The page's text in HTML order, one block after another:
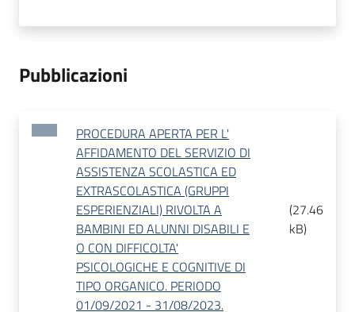
Pubblicazioni
PROCEDURA APERTA PER L'
AFFIDAMENTO DEL SERVIZIO DI
ASSISTENZA SCOLASTICA ED
EXTRASCOLASTICA (GRUPPI
ESPERIENZIALI) RIVOLTA A
BAMBINI ED ALUNNI DISABILI E
O CON DIFFICOLTA'
PSICOLOGICHE E COGNITIVE DI
TIPO ORGANICO. PERIODO
01/09/2021 - 31/08/2023.
(27.46
kB)